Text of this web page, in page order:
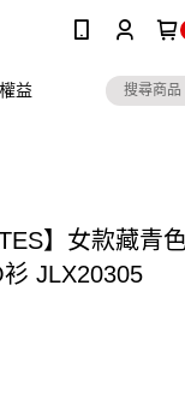
益
】女款藏青
JLX20305